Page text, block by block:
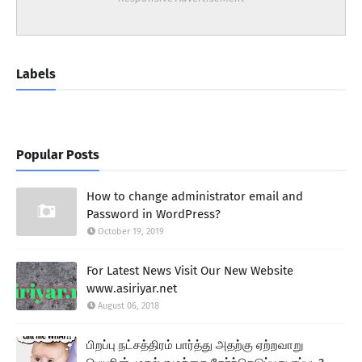
Labels
Popular Posts
How to change administrator email and
Password in WordPress?
October 19, 2019
For Latest News Visit Our New Website
www.asiriyar.net
August 06, 2018
பிறப்பு நட்சத்திரம் பார்த்து அதற்கு ஏற்றவாறு